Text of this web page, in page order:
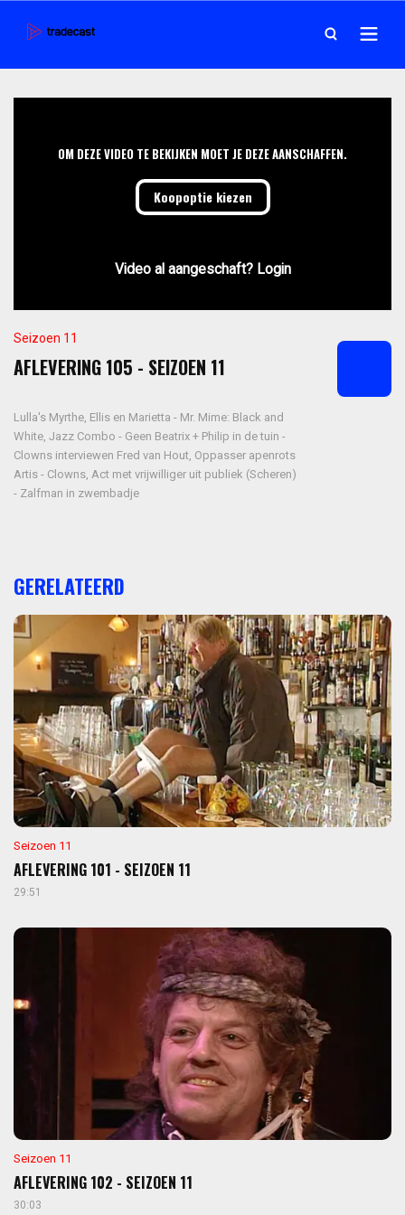
OM DEZE VIDEO TE BEKIJKEN MOET JE DEZE AANSCHAFFEN.
Koopoptie kiezen
Video al aangeschaft? Login
Seizoen 11
AFLEVERING 105 - SEIZOEN 11
Lulla's Myrthe, Ellis en Marietta - Mr. Mime: Black and
White, Jazz Combo - Geen Beatrix + Philip in de tuin -
Clowns interviewen Fred van Hout, Oppasser apenrots
Artis - Clowns, Act met vrijwilliger uit publiek (Scheren)
- Zalfman in zwembadje
GERELATEERD
Seizoen 11
AFLEVERING 101 - SEIZOEN 11
29:51
Seizoen 11
AFLEVERING 102 - SEIZOEN 11
30:03